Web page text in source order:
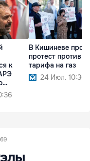
к
В Кишиневе
протест против
тарифа на газ
24 Июл. 10:36